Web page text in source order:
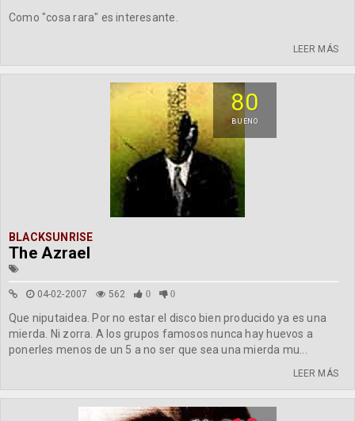
Como "cosa rara" es interesante.
LEER MÁS
80
BUENO
BLACKSUNRISE
The Azrael
04-02-2007 562 0 0
Que niputaidea. Por no estar el disco bien producido ya es una
mierda. Ni zorra. A los grupos famosos nunca hay huevos a
ponerles menos de un 5 a no ser que sea una mierda mu...
LEER MÁS